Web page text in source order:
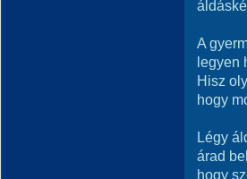
A
legyen
Hisz
hogy
Légy
árad
hogy